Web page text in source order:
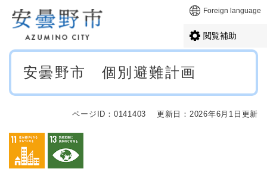
メニューを飛ばして本文へ Foreign language
閲覧補助
本
安曇野市 個別避難計画
ページID：0141403 更新日：2026年6月1日更新